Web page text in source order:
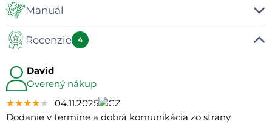
- Manuál
Manuál
Recenzie 4
David
Overený nákup
★★★★★
★★★★★
★★★★★ 04.11.2025
Dodanie v termíne a dobrá komunikácia zo strany